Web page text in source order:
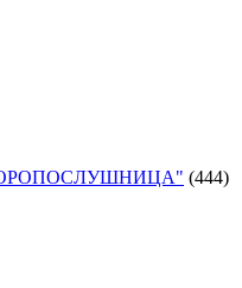
(444)